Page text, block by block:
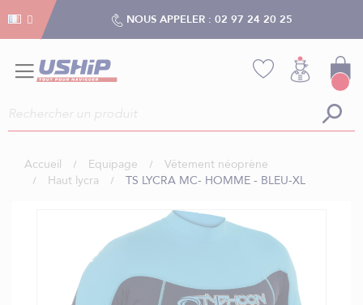
NOUS APPELER : 02 97 24 20 25
Accueil Equipage
Vêtement néoprène
Haut lycra
TS LYCRA MC- HOMME - BLEU-XL
Gestion des cookies
Gestion des cookies